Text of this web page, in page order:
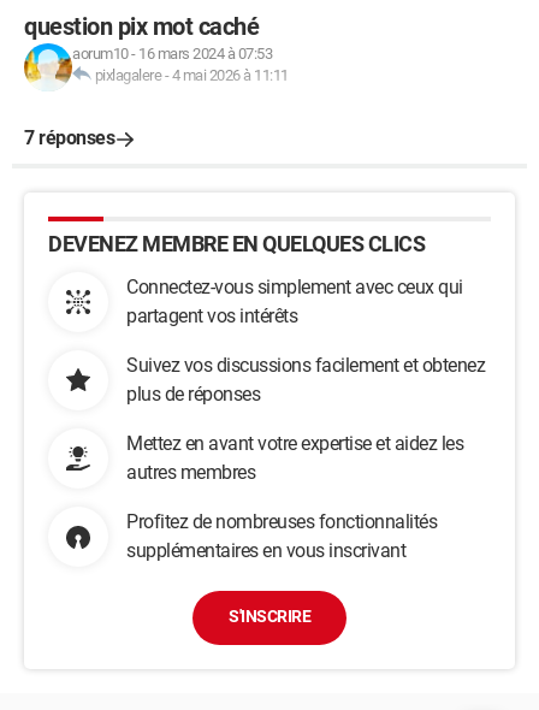
question pix mot caché
aorum10- 16 mars 2024 à 07:53
pixlagalere-4 mai 2026 à 11:11
7 réponses
DEVENEZ MEMBRE EN QUELQUES CLICS
Connectez-vous simplement avec ceux qui
partagent vos intérêts
Suivez vos discussions facilement et obtenez
plus de réponses
Mettez en avant votre expertise et aidez les
autres membres
Profitez de nombreuses fonctionnalités
supplémentaires en vous inscrivant
S'INSCRIRE